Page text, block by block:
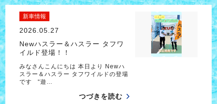
新車情報
2026.05.27
Newハスラー＆ハスラー タフワ
イルド登場！！
みなさんこんにちは 本日より Newハ
スラー＆ハスラー タフワイルドの登場
です “遊…
つづきを読む